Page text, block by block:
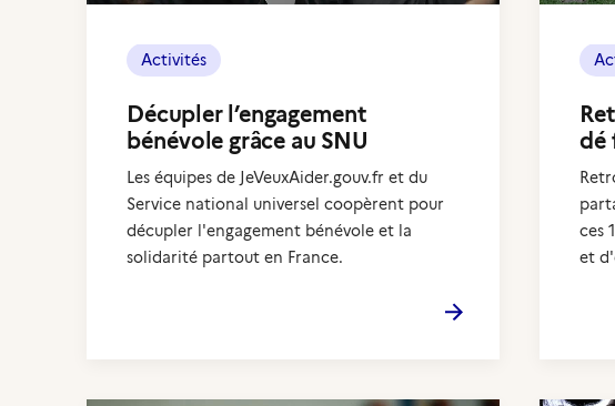
Activités
Décupler l’engagement
bénévole grâce au SNU
Les équipes de JeVeuxAider.gouv.fr et du
Service national universel coopèrent pour
décupler l'engagement bénévole et la
solidarité partout en France.
dé
ces
et